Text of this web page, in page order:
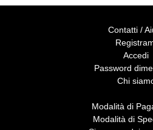
Contatti /
Accedi
Password
Chi
Modalità di
Modalità di